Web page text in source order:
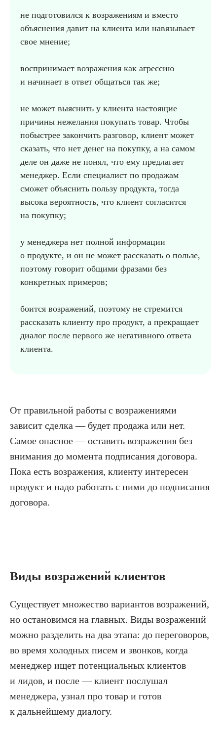
не подготовился к возражениям и вместо
объяснения давит на клиента или навязывает
свое мнение;
воспринимает возражения как агрессию
и начинает в ответ общаться так же;
не может выяснить у клиента настоящие
причины нежелания покупать товар. Чтобы
побыстрее закончить разговор, клиент может
сказать, что нет денег на покупку, а на самом
деле он даже не понял, что ему предлагает
менеджер. Если специалист по продажам
сможет объяснить пользу продукта, тогда
высока вероятность, что клиент согласится
на покупку;
у менеджера нет полной информации
о продукте, и он не может рассказать о пользе,
поэтому говорит общими фразами без
конкретных примеров;
боится возражений, поэтому не стремится
рассказать клиенту про продукт, а прекращает
диалог после первого же негативного ответа
клиента.
От правильной работы с возражениями
зависит сделка — будет продажа или нет.
Самое опасное — оставить возражения без
внимания до момента подписания договора.
Пока есть возражения, клиенту интересен
продукт и надо работать с ними до подписания
договора.
Виды возражений клиентов
Существует множество вариантов возражений,
но остановимся на главных. Виды возражений
можно разделить на два этапа: до переговоров,
во время холодных писем и звонков, когда
менеджер ищет потенциальных клиентов
и лидов, и после — клиент послушал
менеджера, узнал про товар и готов
к дальнейшему диалогу.